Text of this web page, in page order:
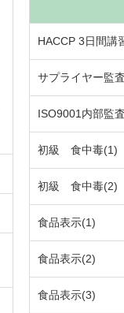
HACCP 3日間講
サプライヤー監
ISO9001内部監
初級 食中毒(1)
初級 食中毒(2)
食品表示(1)
食品表示(2)
食品表示(3)